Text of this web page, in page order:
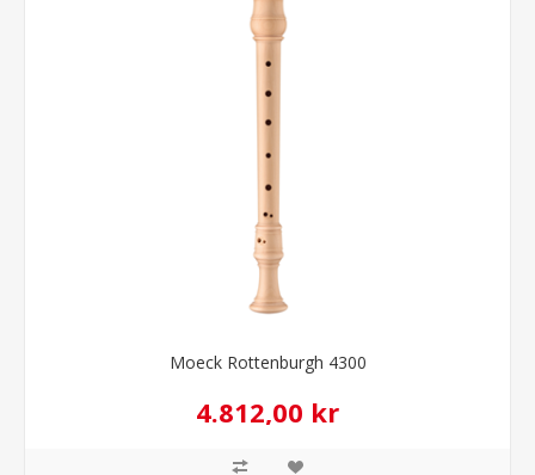
Moeck Rottenburgh 4300
4.812,00 kr